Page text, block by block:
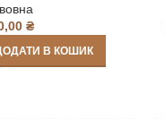
₴
В КОШИК